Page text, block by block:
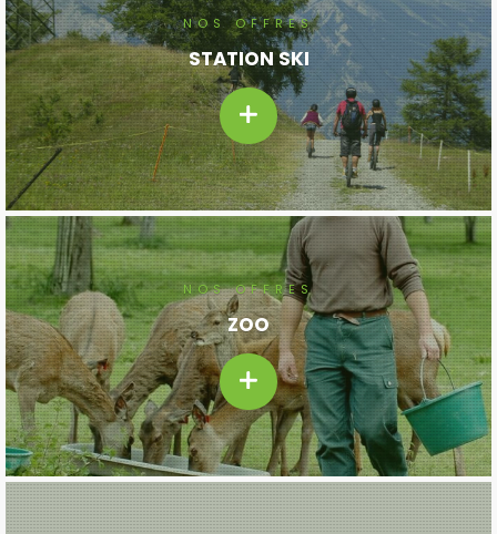
NOS OFFRES
STATION SKI
NOS OFFRES
ZOO